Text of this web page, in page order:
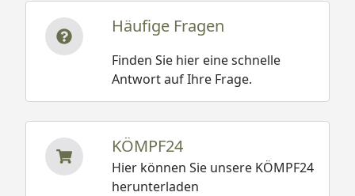
Häufige Fragen
Finden Sie hier eine schnelle
Antwort auf Ihre Frage.
KÖMPF24
Hier können Sie unsere KÖMPF24
herunterladen